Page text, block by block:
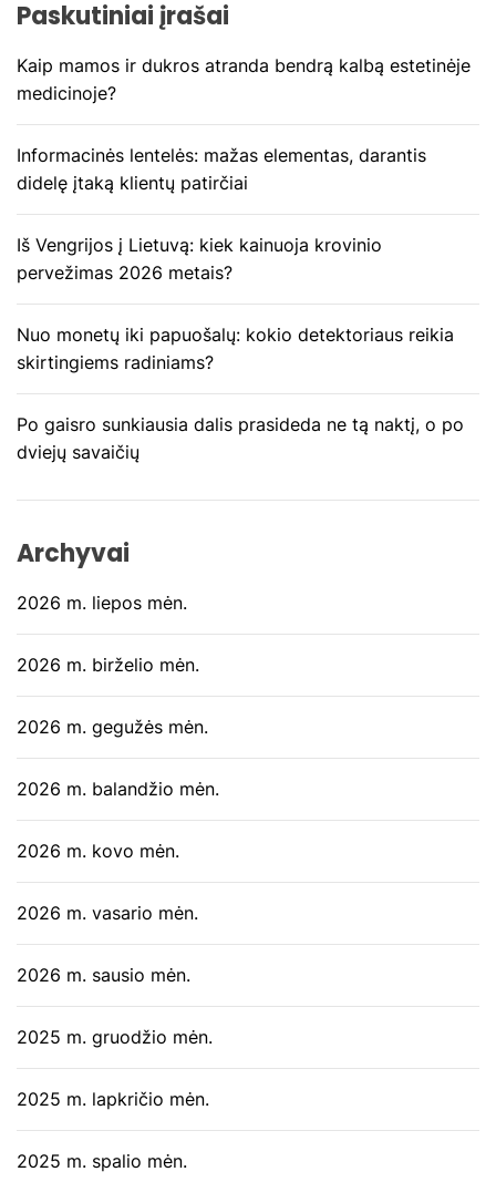
a
t
a
r
p
į
r
a
š
ų
Paskutiniai įrašai
Kaip mamos ir dukros atranda bendrą kalbą estetinėje
medicinoje?
Informacinės lentelės: mažas elementas, darantis
didelę įtaką klientų patirčiai
Iš Vengrijos į Lietuvą: kiek kainuoja krovinio
pervežimas 2026 metais?
Nuo monetų iki papuošalų: kokio detektoriaus reikia
skirtingiems radiniams?
Po gaisro sunkiausia dalis prasideda ne tą naktį, o po
dviejų savaičių
Archyvai
2026 m. liepos mėn.
2026 m. birželio mėn.
2026 m. gegužės mėn.
2026 m. balandžio mėn.
2026 m. kovo mėn.
2026 m. vasario mėn.
2026 m. sausio mėn.
2025 m. gruodžio mėn.
2025 m. lapkričio mėn.
2025 m. spalio mėn.